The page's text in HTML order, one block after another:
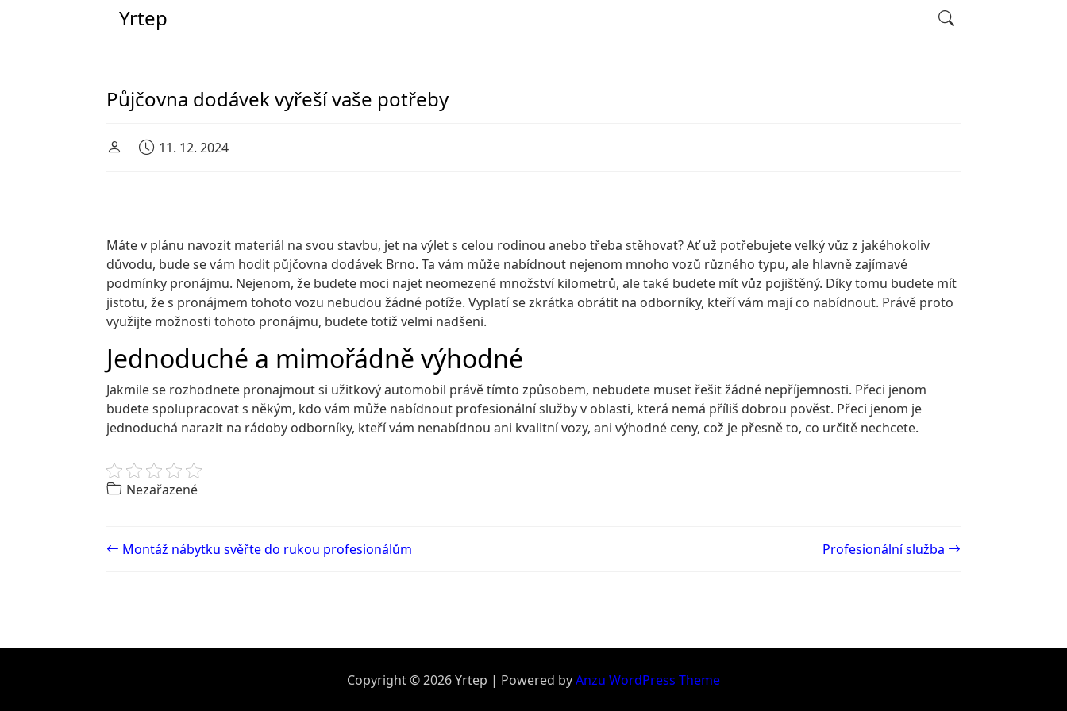
Main Navigation
Yrtep
Půjčovna dodávek vyřeší vaše potřeby
11. 12. 2024
Máte v plánu navozit materiál na svou stavbu, jet na výlet s celou rodinou anebo třeba stěhovat? Ať už potřebujete velký vůz z jakéhokoliv
důvodu, bude se vám hodit půjčovna dodávek Brno. Ta vám může nabídnout nejenom mnoho vozů různého typu, ale hlavně zajímavé
podmínky pronájmu. Nejenom, že budete moci najet neomezené množství kilometrů, ale také budete mít vůz pojištěný. Díky tomu budete mít
jistotu, že s pronájmem tohoto vozu nebudou žádné potíže. Vyplatí se zkrátka obrátit na odborníky, kteří vám mají co nabídnout. Právě proto
využijte možnosti tohoto pronájmu, budete totiž velmi nadšeni.
Jednoduché a mimořádně výhodné
Jakmile se rozhodnete pronajmout si užitkový automobil právě tímto způsobem, nebudete muset řešit žádné nepříjemnosti. Přeci jenom
budete spolupracovat s někým, kdo vám může nabídnout profesionální služby v oblasti, která nemá příliš dobrou pověst. Přeci jenom je
jednoduchá narazit na rádoby odborníky, kteří vám nenabídnou ani kvalitní vozy, ani výhodné ceny, což je přesně to, co určitě nechcete.
Nezařazené
Post navigation
Montáž nábytku svěřte do rukou profesionálům Profesionální služba
Copyright © 2026 Yrtep | Powered byAnzu WordPress Theme